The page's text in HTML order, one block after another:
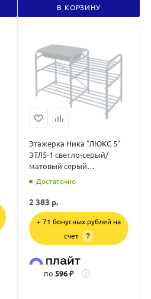
В КОРЗИНУ
Этажерка Ника "ЛЮКС 5"
ЭТЛ5-1 светло-серый/
матовый серый
(790х330х510)
Достаточно
2 383 р.
+ 71 бонусных рублей на
счет
?
по 596 ₽ ?